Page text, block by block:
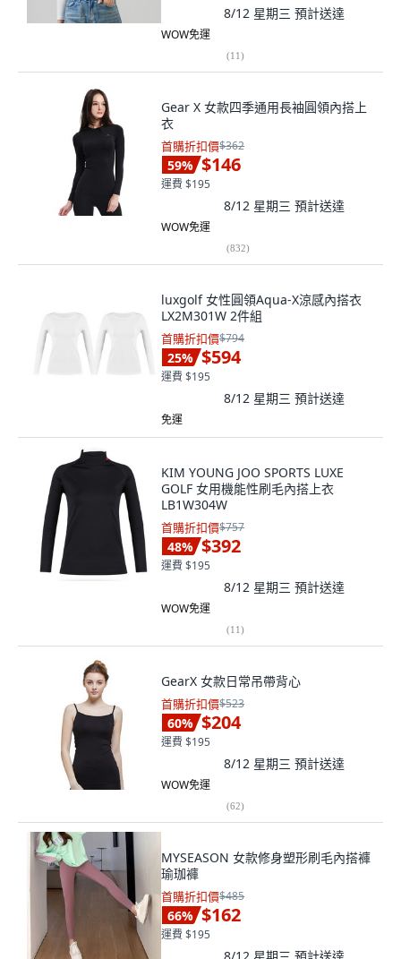
8/12 星期三 預計送達
WOW免運
(11)
Gear X 女款四季通用長袖圓領內搭上
衣
首購折扣價$362
59% $146
運費 $195
8/12 星期三 預計送達
WOW免運
(832)
luxgolf 女性圓領Aqua-X涼感內搭衣
LX2M301W 2件組
首購折扣價$794
25% $594
運費 $195
8/12 星期三 預計送達
免運
KIM YOUNG JOO SPORTS LUXE
GOLF 女用機能性刷毛內搭上衣
LB1W304W
首購折扣價$757
48% $392
運費 $195
8/12 星期三 預計送達
WOW免運
(11)
GearX 女款日常吊帶背心
首購折扣價$523
60% $204
運費 $195
8/12 星期三 預計送達
WOW免運
(62)
MYSEASON 女款修身塑形刷毛內搭褲
瑜珈褲
首購折扣價$485
66% $162
運費 $195
8/12 星期三 預計送達